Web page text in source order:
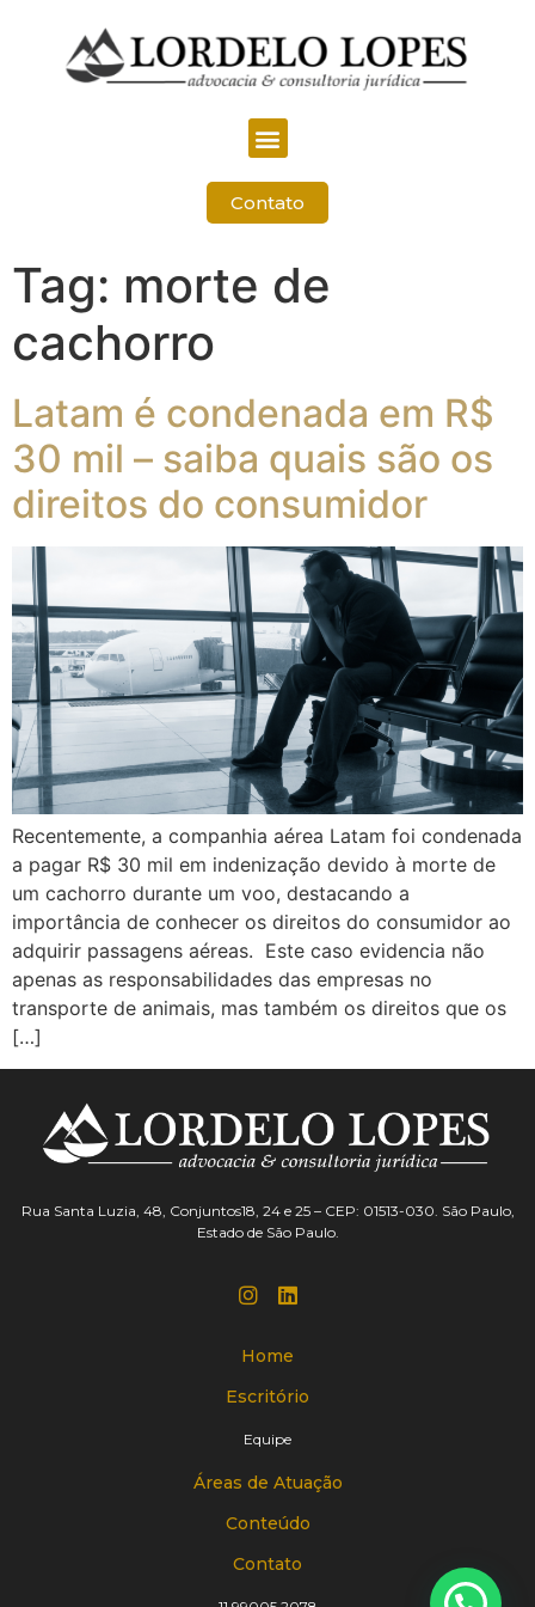
Contato
Tag: morte de
cachorro
Latam é condenada em R$
30 mil – saiba quais são os
direitos do consumidor
Recentemente, a companhia aérea Latam foi condenada
a pagar R$ 30 mil em indenização devido à morte de
um cachorro durante um voo, destacando a
importância de conhecer os direitos do consumidor ao
adquirir passagens aéreas. Este caso evidencia não
apenas as responsabilidades das empresas no
transporte de animais, mas também os direitos que os
[…]
Rua Santa Luzia, 48, Conjuntos18, 24 e 25 – CEP: 01513-030. São Paulo,
Estado de São Paulo.
Home
Escritório
Equipe
Áreas de Atuação
Conteúdo
Contato